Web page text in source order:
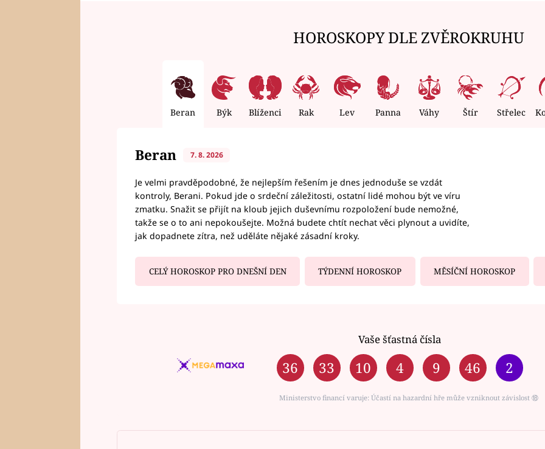
HOROSKOPY DLE ZVĚROKRUHU
Beran Býk Blíženci Rak Lev Panna Váhy Štír Střelec
Beran 7. 8. 2026
Je velmi pravděpodobné, že nejlepším řešením je dnes jednoduše se vzdát
kontroly, Berani. Pokud jde o srdeční záležitosti, ostatní lidé mohou být ve víru
zmatku. Snažit se přijít na kloub jejich duševnímu rozpoložení bude nemožné,
takže se o to ani nepokoušejte. Možná budete chtít nechat věci plynout a uvidíte,
jak dopadnete zítra, než uděláte nějaké zásadní kroky.
CELÝ HOROSKOP PRO DNEŠNÍ DEN TÝDENNÍ HOROSKOP MĚSÍČNÍ HOROSKOP
Vaše šťastná čísla
36 33 10 4 9 46 2
Ministerstvo financí varuje: Účastí na hazardní hře může vzniknout závislost ⑱